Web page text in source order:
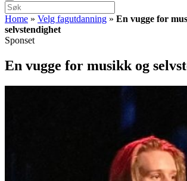
Home » Velg fagutdanning » En vugge for
selvstendighet
Sponset
En vugge for musikk og